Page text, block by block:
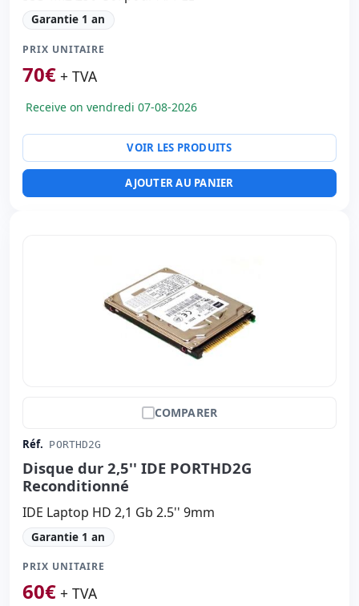
Garantie 1 an
PRIX UNITAIRE
70€ + TVA
Receive on vendredi 07-08-2026
VOIR LES PRODUITS
AJOUTER AU PANIER
COMPARER
Réf. PORTHD2G
Disque dur 2,5'' IDE PORTHD2G
Reconditionné
IDE Laptop HD 2,1 Gb 2.5'' 9mm
Garantie 1 an
PRIX UNITAIRE
60€ + TVA